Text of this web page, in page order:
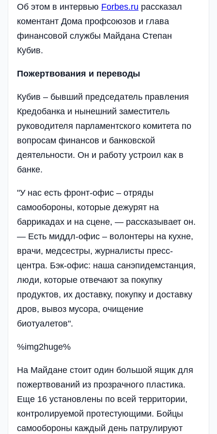
Об этом в интервью Forbes.ru рассказал
коментант Дома профсоюзов и глава
финансовой службы Майдана Степан
Кубив.
Пожертвования и переводы
Кубив – бывший председатель правления
Кредобанка и нынешний заместитель
руководителя парламентского комитета по
вопросам финансов и банковской
деятельности. Он и работу устроил как в
банке.
"У нас есть фронт-офис – отряды
самообороны, которые дежурят на
баррикадах и на сцене, — рассказывает он.
— Есть миддл-офис – волонтеры на кухне,
врачи, медсестры, журналисты пресс-
центра. Бэк-офис: наша санэпидемстанция,
люди, которые отвечают за покупку
продуктов, их доставку, покупку и доставку
дров, вывоз мусора, очищение
биотуалетов".
%img2huge%
На Майдане стоит один большой ящик для
пожертвований из прозрачного пластика.
Еще 16 установлены по всей территории,
контролируемой протестующими. Бойцы
самообороны каждый день патрулируют